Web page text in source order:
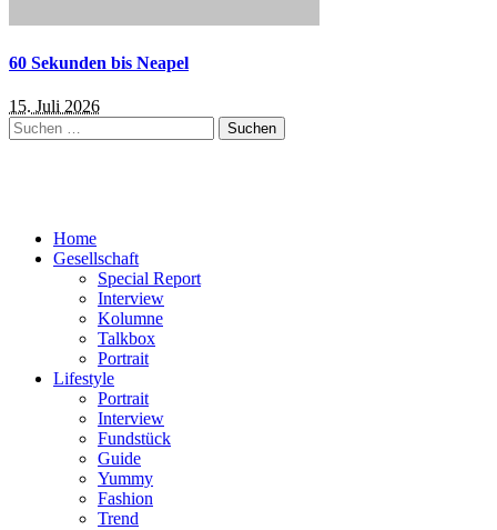
60 Sekunden bis Neapel
15. Juli 2026
Suchen
nach:
Home
Gesellschaft
Special Report
Interview
Kolumne
Talkbox
Portrait
Lifestyle
Portrait
Interview
Fundstück
Guide
Yummy
Fashion
Trend